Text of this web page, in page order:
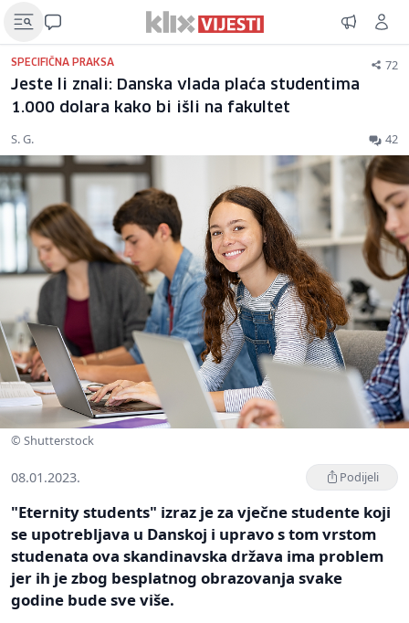
SPECIFIČNA PRAKSA 72
Jeste li znali: Danska vlada plaća studentima
1.000 dolara kako bi išli na fakultet
S. G. 42
© Shutterstock
08.01.2023. Podijeli
"Eternity students" izraz je za vječne studente koji
se upotrebljava u Danskoj i upravo s tom vrstom
studenata ova skandinavska država ima problem
jer ih je zbog besplatnog obrazovanja svake
godine bude sve više.